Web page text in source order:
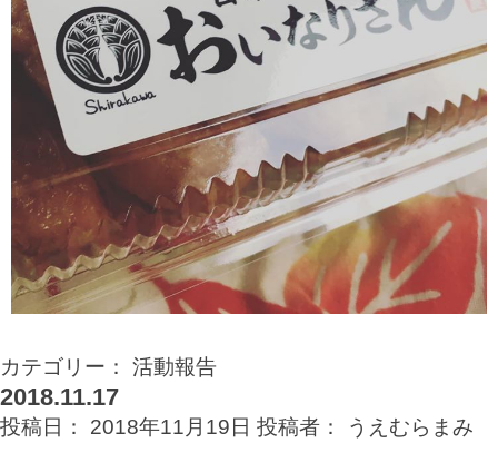
カテゴリー： 活動報告
2018.11.17
投稿日： 2018年11月19日 投稿者： うえむらまみ